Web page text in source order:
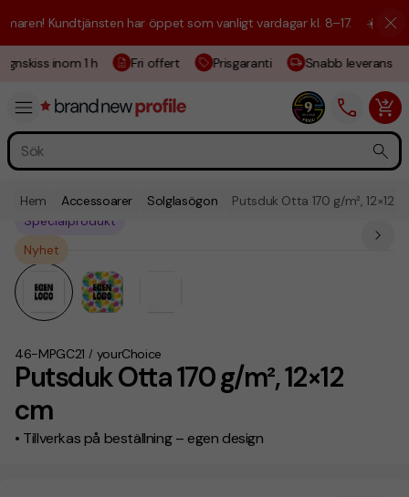
Kundtjänsten har öppet som vanligt vardagar kl. 8–17. ☀️ Vi är
inom 1 h Fri offert Prisgaranti Snabb leverans
Hem Accessoarer Solglasögon Putsduk Otta 170 g/m², 12×12
Putsduk Otta 170 g/m², 12×12
cm
• Tillverkas på beställning – egen design
46-MPGC21 / yourChoice
Nyhet
Specialprodukt